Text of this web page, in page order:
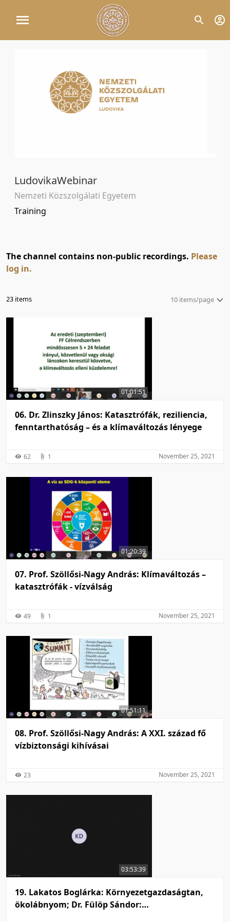
LudovikaWebinar
Nemzeti Közszolgálati Egyetem
Training
The channel contains non-public recordings. Please
log in.
23 items
10 items/page
01:01:51
06. Dr. Zlinszky János: Katasztrófák, reziliencia,
fenntarthatóság – és a klímaváltozás lényege
62 1 November 25, 2021
01:20:39
07. Prof. Szöllősi-Nagy András: Klímaváltozás –
katasztrófák - vízválság
49 1 November 25, 2021
01:51:11
08. Prof. Szöllősi-Nagy András: A XXI. század fő
vízbiztonsági kihívásai
23 November 25, 2021
03:53:39
19. Lakatos Boglárka: Környezetgazdaságtan,
ökolábnyom; Dr. Fülöp Sándor: